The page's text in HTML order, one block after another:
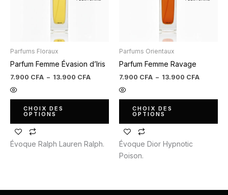
Parfums Floraux
Parfum Femme Évasion d’Iris
7.900 CFA – 13.900 CFA
CHOIX DES
OPTIONS
options
peuvent
choisies
sur
la
du
produit
Évoque Ralph Lauren Ralph.
Parfums Orientaux
Parfum Femme Ravage
7.900 CFA – 13.900 CFA
CHOIX DES
OPTIONS
options
peuvent
choisies
sur
la
du
produit
Évoque Dior Hypnotic
Poison.